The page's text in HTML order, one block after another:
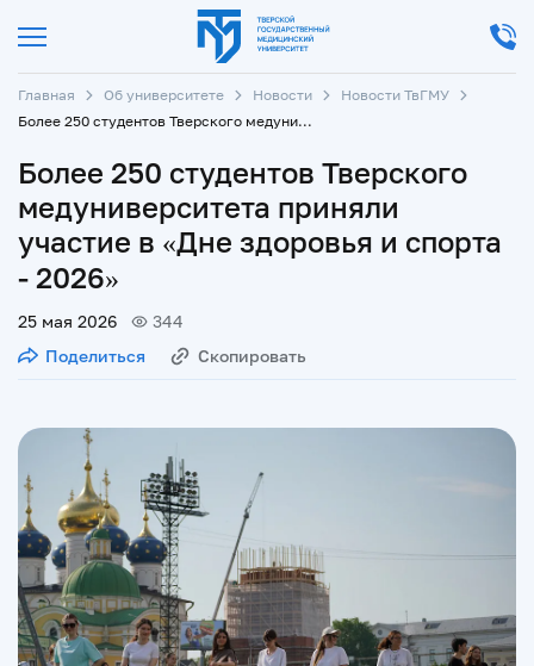
Главная Об университете Новости
Новости ТвГМУ
Более 250 студентов Тверского медуниверситета приняли участие в «Дне здоровья и спорта - 2026»
Более 250 студентов Тверского
медуниверситета приняли
участие в «Дне здоровья и спорта
- 2026»
25 мая 2026
344
Поделиться
Скопировать